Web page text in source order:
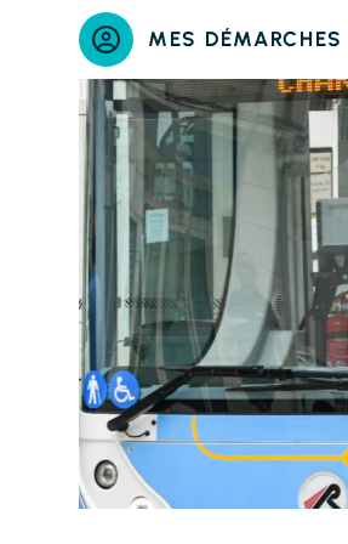
Panneau de gestion des cookies
MES DÉMARCHES